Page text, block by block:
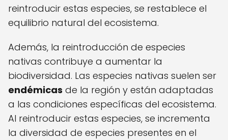
reintroducir estas especies, se restablece el
equilibrio natural del ecosistema.
Además, la reintroducción de especies
nativas contribuye a aumentar la
biodiversidad. Las especies nativas suelen ser
endémicas de la región y están adaptadas
a las condiciones específicas del ecosistema.
Al reintroducir estas especies, se incrementa
la diversidad de especies presentes en el